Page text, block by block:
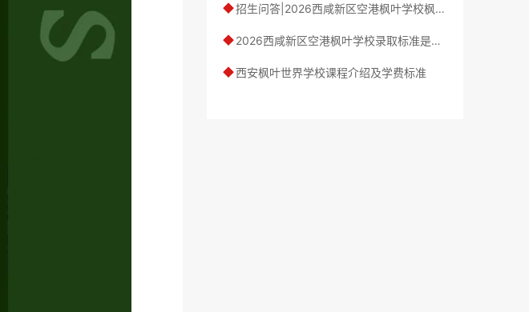
◆ 招生问答|2026西咸新区空港枫叶学校枫叶高中预备班招生概览
◆ 2026西咸新区空港枫叶学校录取标准是什么？报名需要准备哪些材料？
◆西安枫叶世界学校课程介绍及学费标准